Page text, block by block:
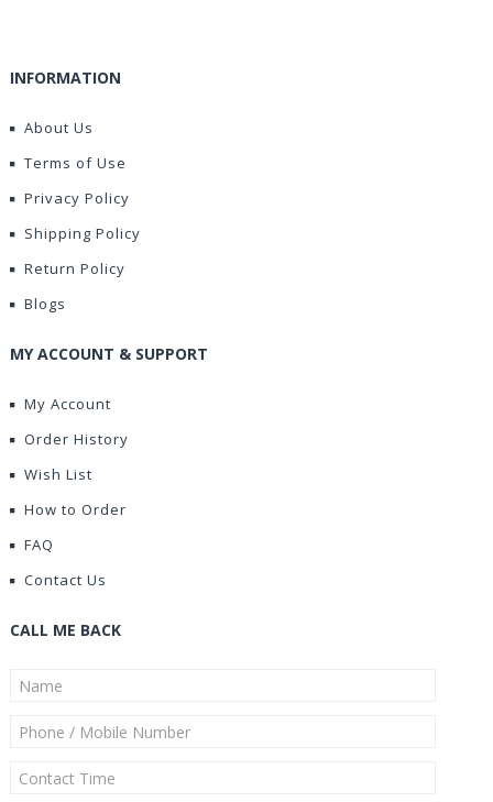
INFORMATION
About Us
Terms of Use
Privacy Policy
Shipping Policy
Return Policy
Blogs
MY ACCOUNT & SUPPORT
My Account
Order History
Wish List
How to Order
FAQ
Contact Us
CALL ME BACK